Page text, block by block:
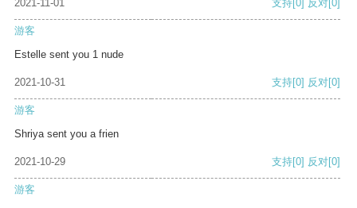
2021-11-01 支持[0] 反对[0]
游客
Estelle sent you 1 nude
2021-10-31 支持[0] 反对[0]
游客
Shriya sent you a frien
2021-10-29 支持[0] 反对[0]
游客